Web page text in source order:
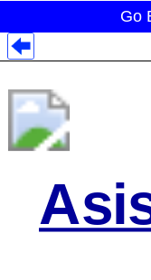
Go
Despliegues
Despliegues
Despliegues por